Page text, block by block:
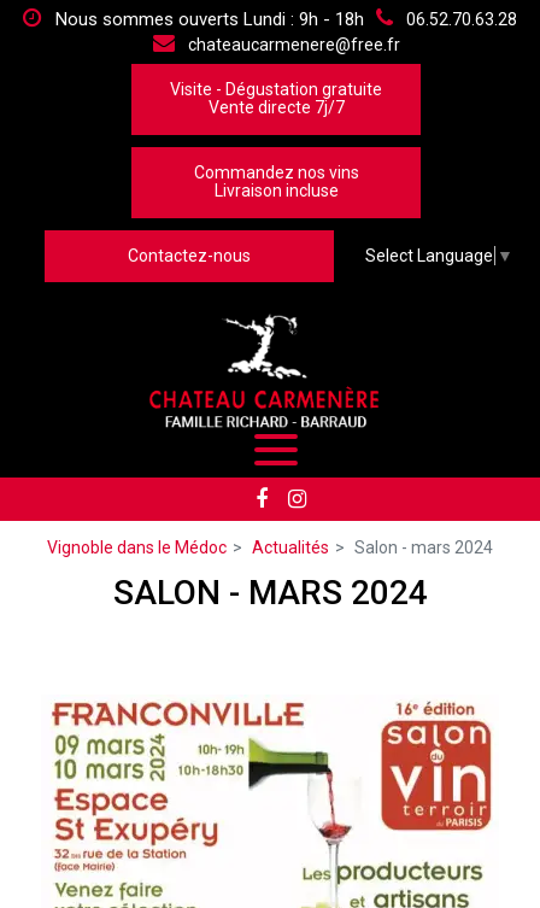
Nous sommes ouverts Lundi : 9h - 18h
06.52.70.63.28
chateaucarmenere@free.fr
Visite - Dégustation gratuite
Vente directe 7j/7
Commandez nos vins
Livraison incluse
Contactez-nous Select Language ▼
Vignoble dans le Médoc Actualités Salon - mars 2024
SALON - MARS 2024
Panneau de gestion des cookies